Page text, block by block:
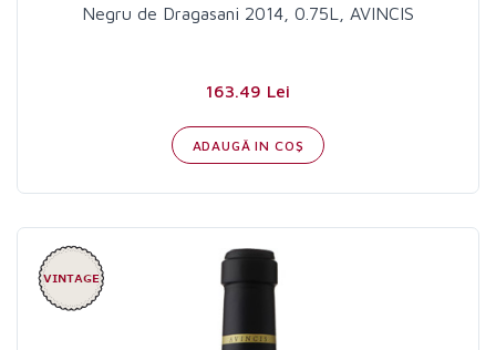
Negru de Dragasani 2014, 0.75L, AVINCIS
163.49 Lei
ADAUGĂ IN COŞ